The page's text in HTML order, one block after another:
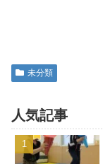
未分類
人気記事